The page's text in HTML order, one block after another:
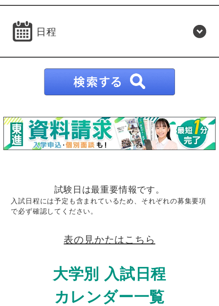
日程
試験日は最重要情報です。
入試日程には予定も含まれているため、それぞれの募集要項
で必ず確認してください。
表の見かたはこちら
大学別 入試日程
カレンダー一覧